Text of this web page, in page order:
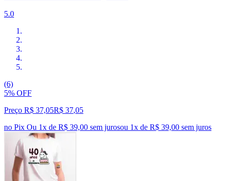
5.0
(6)
5% OFF
Preço R$ 37,05R$ 37,05
no Pix Ou 1x de R$ 39,00 sem jurosou 1x de R$ 39,00 sem juros